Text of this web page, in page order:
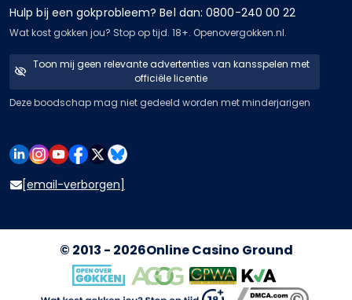
Hulp bij een gokprobleem? Bel dan: 0800-240 00 22
Wat kost gokken jou? Stop op tijd. 18+. Openovergokken.nl.
Toon mij geen relevante advertenties van kansspelen met
officiële licentie
Deze boodschap mag niet gedeeld worden met minderjarigen
[email-verborgen]
© 2013 - 2026Online Casino Ground